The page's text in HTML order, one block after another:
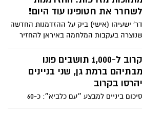
לשחרר את חטופינו עוד היום!
דר' ישעיהו (אישי) ביק על ההזדמנות החדשה
שנוצרה בעקבות המלחמה באיראן להחזיר
את כל החטופים - עכשיו!
קרוב ל-1,000 תושבים פונו
מבתיהם ברמת גן, שני בניינים
יהרסו בקרוב
סיכום ביניים למבצע ״עם כלביא״: כ-60
בניינים נפגעו מפגיעות הדף שונות אך לא